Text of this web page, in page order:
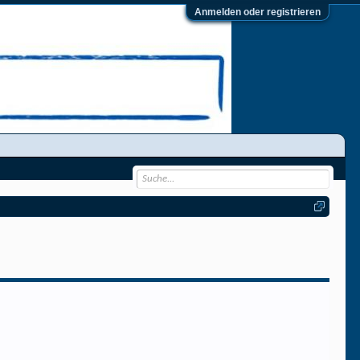
Anmelden oder registrieren